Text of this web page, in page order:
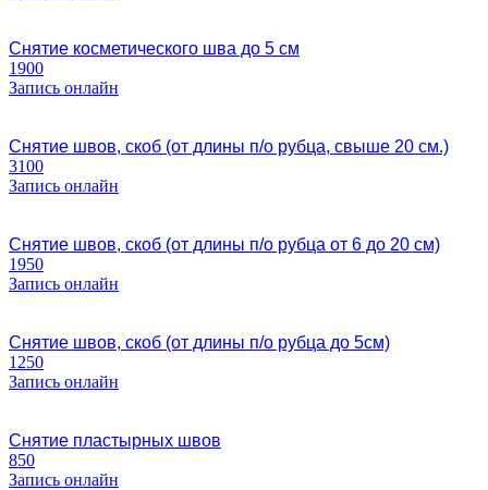
Снятие косметического шва до 5 см
1900
Запись онлайн
Снятие швов, скоб (от длины п/о рубца, свыше 20 см.)
3100
Запись онлайн
Снятие швов, скоб (от длины п/о рубца от 6 до 20 см)
1950
Запись онлайн
Снятие швов, скоб (от длины п/о рубца до 5см)
1250
Запись онлайн
Снятие пластырных швов
850
Запись онлайн